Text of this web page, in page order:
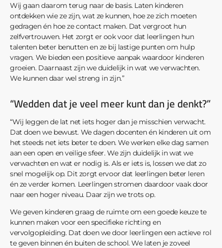
Wij gaan daarom terug naar de basis. Laten kinderen
ontdekken wie ze zijn, wat ze kunnen, hoe ze zich moeten
gedragen én hoe ze contact maken. Dat vergroot hun
zelfvertrouwen. Het zorgt er ook voor dat leerlingen hun
talenten beter benutten en ze bij lastige punten om hulp
vragen. We bieden een positieve aanpak waardoor kinderen
groeien. Daarnaast zijn we duidelijk in wat we verwachten.
We kunnen daar wel streng in zijn.”
“Wedden dat je veel meer kunt dan je denkt?”
“Wij leggen de lat net iets hoger dan je misschien verwacht.
Dat doen we bewust. We dagen docenten én kinderen uit om
het steeds net iets beter te doen. We werken elke dag samen
aan een open en veilige sfeer. We zijn duidelijk in wat we
verwachten en wat er nodig is. Als er iets is, lossen we dat zo
snel mogelijk op. Dit zorgt ervoor dat leerlingen beter leren
én ze verder komen. Leerlingen stromen daardoor vaak door
naar een hoger niveau. Daar zijn we trots op.
We geven kinderen graag de ruimte om een goede keuze te
kunnen maken voor een specifieke richting en
vervolgopleiding. Dat doen we door leerlingen een actieve rol
te geven binnen én buiten de school. We laten je zoveel